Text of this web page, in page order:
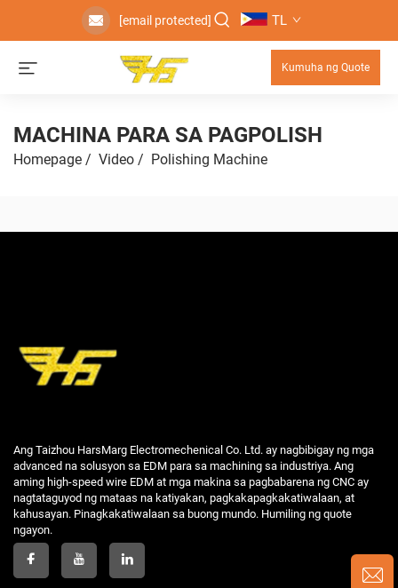
[email protected] TL
Kumuha ng Quote
MACHINA PARA SA PAGPOLISH
Homepage / Video / Polishing Machine
Ang Taizhou HarsMarg Electromechenical Co. Ltd. ay nagbibigay ng mga
advanced na solusyon sa EDM para sa machining sa industriya. Ang
aming high-speed wire EDM at mga makina sa pagbabarena ng CNC ay
nagtataguyod ng mataas na katiyakan, pagkakapagkakatiwalaan, at
kahusayan. Pinagkakatiwalaan sa buong mundo. Humiling ng quote
ngayon.